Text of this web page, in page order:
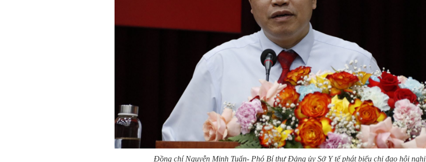
Đồng chí Nguyễn Minh Tuấn- Phó Bí thư Đảng ủy Sở Y tế phát biểu chỉ đạo hội nghị